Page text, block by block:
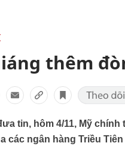
thêm
tin, hôm 4/11, Mỹ
các ngân hàng Triều